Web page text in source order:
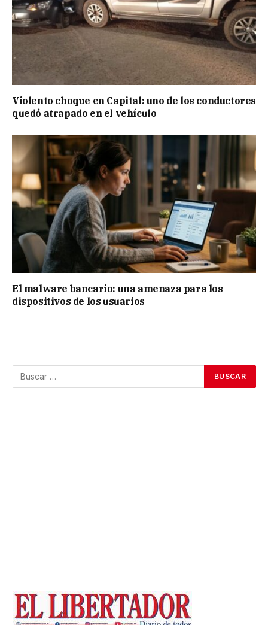
Violento choque en Capital: uno de los conductores
quedó atrapado en el vehículo
El malware bancario: una amenaza para los
dispositivos de los usuarios